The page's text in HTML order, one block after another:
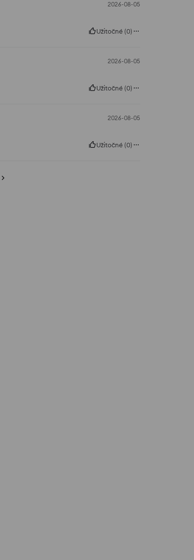
2026-08-05
Užitočné (0)
2026-08-05
Užitočné (0)
2026-08-05
Užitočné (0)